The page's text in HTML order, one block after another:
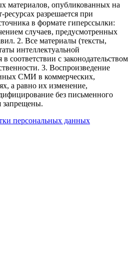
материалов, опубликованных на
разрешается при
в формате гиперссылки:
случаев, предусмотренных
2. Все материалы (тексты,
интеллектуальной
соответствии с законодательством
3. Воспроизведение
СМИ в коммерческих,
а равно их изменение,
без письменного
запрещены.
персональных данных